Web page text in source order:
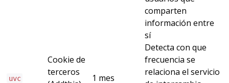
comparten
información entre
sí
uvc
Cookie de
terceros
1 mes
Detecta con que
frecuencia se
relaciona el servicio